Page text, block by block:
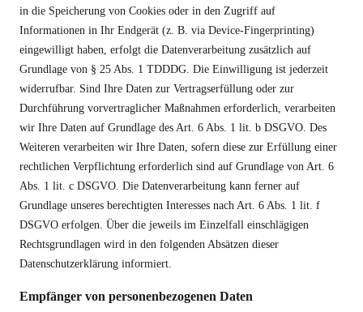
in die Speicherung von Cookies oder in den Zugriff auf
Informationen in Ihr Endgerät (z. B. via Device-Fingerprinting)
eingewilligt haben, erfolgt die Datenverarbeitung zusätzlich auf
Grundlage von § 25 Abs. 1 TDDDG. Die Einwilligung ist jederzeit
widerrufbar. Sind Ihre Daten zur Vertragserfüllung oder zur
Durchführung vorvertraglicher Maßnahmen erforderlich, verarbeiten
wir Ihre Daten auf Grundlage des Art. 6 Abs. 1 lit. b DSGVO. Des
Weiteren verarbeiten wir Ihre Daten, sofern diese zur Erfüllung einer
rechtlichen Verpflichtung erforderlich sind auf Grundlage von Art. 6
Abs. 1 lit. c DSGVO. Die Datenverarbeitung kann ferner auf
Grundlage unseres berechtigten Interesses nach Art. 6 Abs. 1 lit. f
DSGVO erfolgen. Über die jeweils im Einzelfall einschlägigen
Rechtsgrundlagen wird in den folgenden Absätzen dieser
Datenschutzerklärung informiert.
Empfänger von personenbezogenen Daten